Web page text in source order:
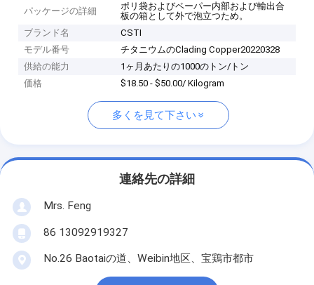
パッケージの詳細
ポリ袋およびペーパー内部および輸出合
板の箱として外で泡立つため。
ブランド名
CSTI
モデル番号
チタニウムのClading Copper20220328
供給の能力
1ヶ月あたりの1000のトン/トン
価格
$18.50 - $50.00/ Kilogram
多くを見て下さい
連絡先の詳細
Mrs. Feng
86 13092919327
No.26 Baotaiの道、Weibin地区、宝鶏市都市